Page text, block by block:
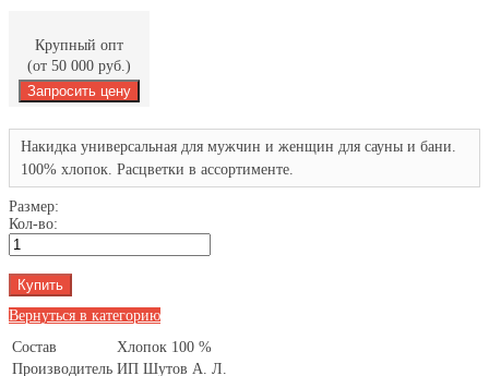
Крупный опт
(от 50 000 руб.)
Накидка универсальная для мужчин и женщин для сауны и бани.
100% хлопок. Расцветки в ассортименте.
Размер:
Кол-во:
Вернуться в категорию
Состав
Хлопок 100 %
Производитель ИП Шутов А. Л.